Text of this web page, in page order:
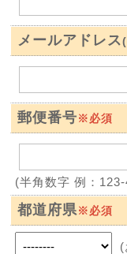
メールアドレス
郵便番号※必須
(半角数字 例：
都道府県※必須
(